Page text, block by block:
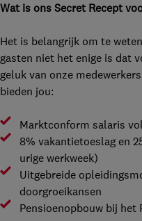
Wat is ons Secret Recept
Het is belangrijk om te
gasten niet het enige is dat
geluk van onze
bieden jou:
Marktconform salaris
8% vakantietoeslag en
urige werkweek)
Uitgebreide
doorgroeikansen
Pensioenopbouw bij het